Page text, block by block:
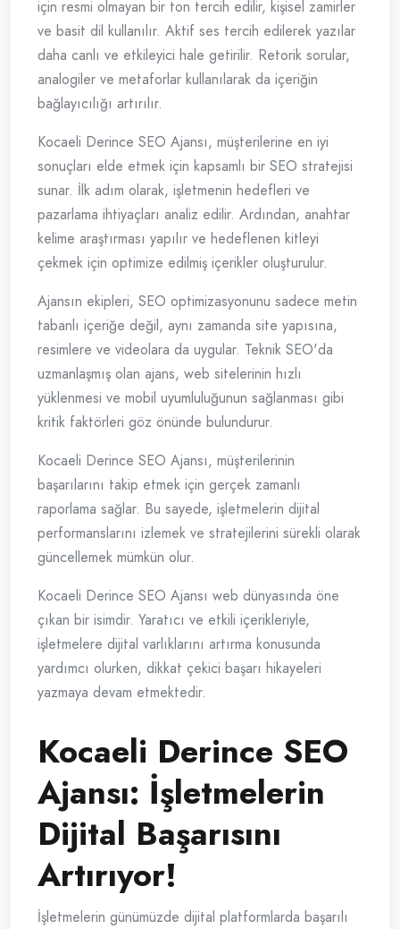
için resmi olmayan bir ton tercih edilir, kişisel zamirler
ve basit dil kullanılır. Aktif ses tercih edilerek yazılar
daha canlı ve etkileyici hale getirilir. Retorik sorular,
analogiler ve metaforlar kullanılarak da içeriğin
bağlayıcılığı artırılır.
Kocaeli Derince SEO Ajansı, müşterilerine en iyi
sonuçları elde etmek için kapsamlı bir SEO stratejisi
sunar. İlk adım olarak, işletmenin hedefleri ve
pazarlama ihtiyaçları analiz edilir. Ardından, anahtar
kelime araştırması yapılır ve hedeflenen kitleyi
çekmek için optimize edilmiş içerikler oluşturulur.
Ajansın ekipleri, SEO optimizasyonunu sadece metin
tabanlı içeriğe değil, aynı zamanda site yapısına,
resimlere ve videolara da uygular. Teknik SEO'da
uzmanlaşmış olan ajans, web sitelerinin hızlı
yüklenmesi ve mobil uyumluluğunun sağlanması gibi
kritik faktörleri göz önünde bulundurur.
Kocaeli Derince SEO Ajansı, müşterilerinin
başarılarını takip etmek için gerçek zamanlı
raporlama sağlar. Bu sayede, işletmelerin dijital
performanslarını izlemek ve stratejilerini sürekli olarak
güncellemek mümkün olur.
Kocaeli Derince SEO Ajansı web dünyasında öne
çıkan bir isimdir. Yaratıcı ve etkili içerikleriyle,
işletmelere dijital varlıklarını artırma konusunda
yardımcı olurken, dikkat çekici başarı hikayeleri
yazmaya devam etmektedir.
Kocaeli Derince SEO
Ajansı: İşletmelerin
Dijital Başarısını
Artırıyor!
İşletmelerin günümüzde dijital platformlarda başarılı